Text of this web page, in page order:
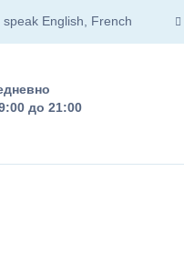
speak English, French
до 21:00